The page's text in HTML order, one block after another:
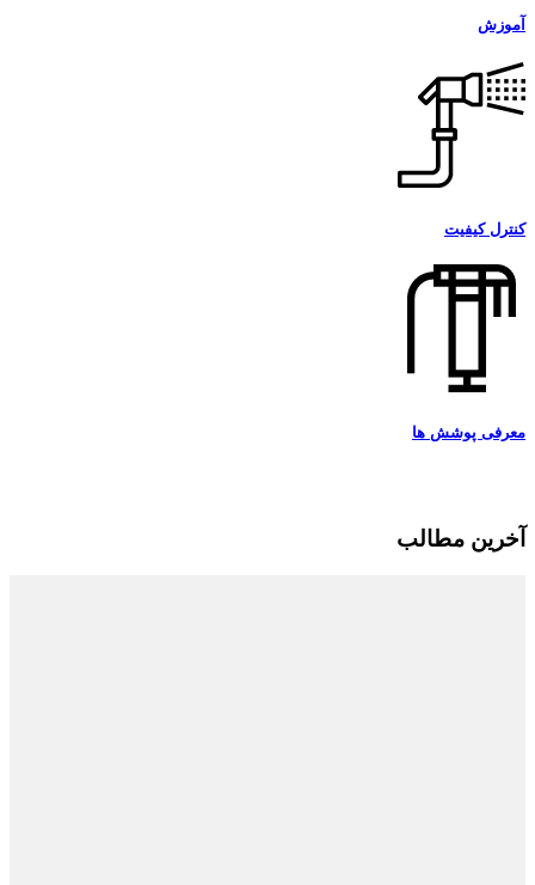
آموزش
کنترل کیفیت
معرفی پوشش ها
آخرین مطالب